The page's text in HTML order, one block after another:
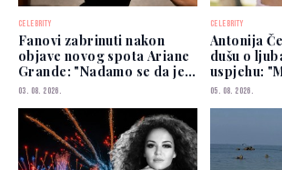
CELEBRITY
Fanovi zabrinuti nakon
objave novog spota Ariane
Grande: "Nadamo se da je
dobro"
03. 08. 2026.
CELEBRITY
Antonija
dušu o
uspjehu:
kojima
05. 08. 2026.